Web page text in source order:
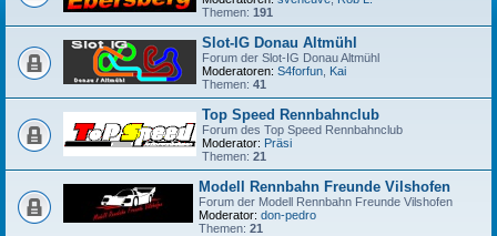
Themen: 191
Slot-IG Donau Altmühl
Forum der Slot-IG Donau Altmühl
Moderatoren: S4forfun Kai
Themen: 41
Top Speed Rennbahnclub
Forum des Top Speed Rennbahnclub
Moderator: Präsi
Themen: 21
Modell Rennbahn Freunde Vilshofen
Forum der Modell Rennbahn Freunde Vilshofen
Moderator: don-pedro
Themen: 21